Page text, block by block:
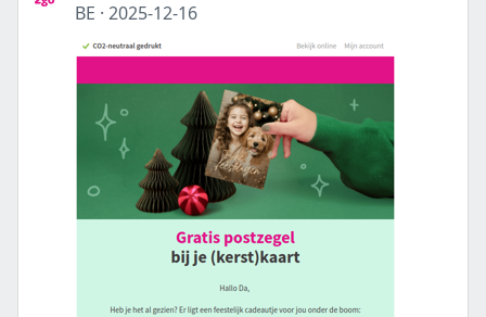
BE · 2025-12-16